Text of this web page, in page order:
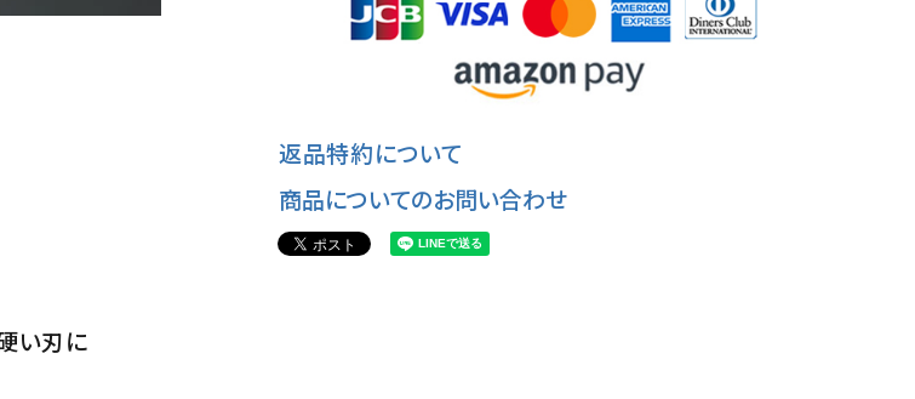
い刃に
返品特約について
商品についてのお問い合わせ